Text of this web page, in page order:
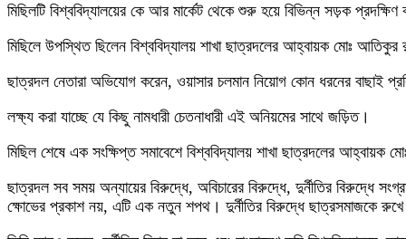
মিছিলটি বিশ্ববিদ্যালয়ের কে আর মার্কেট থেকে শুরু হয়ে বিভিন্ন সড়ক
মিছিলে উপস্থিত ছিলেন বিশ্ববিদ্যালয় শাখা ছাত্রদলের আহ্বায়ক মোঃ
ছাত্রদল নেতারা অভিযোগ করেন, ওয়াসার চলমান নিয়োগ কোন ধরনের বাছাই
লক্ষ্য করা যাচ্ছে যে কিছু নামধারী চেতনাধারী এই অনিয়মের সাথে জড়িত।
মিছিল শেষে এক সংক্ষিপ্ত সমাবেশে বিশ্ববিদ্যালয় শাখা ছাত্রদলের আহ্বায়ক
ছাত্রদল সব সময় অন্যায়ের বিরুদ্ধে, অবিচারের বিরুদ্ধে, দুর্নীতির
ক্ষোভের প্রকাশ নয়, এটি এক নতুন শপথ। দুর্নীতির বিরুদ্ধে ছাত্রসমাজকে রুখে